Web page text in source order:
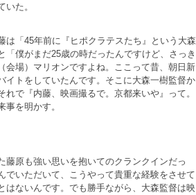
た。
は「45年前に『ヒポクラテスたち』という大森
僕がまだ25歳の時だったんですけど、さっき
会場）マリオンですよね。ここって昔、朝日新
イトをしていたんです。そこに大森一樹監督か
で『内藤、映画撮るで。京都来いや』って。
を明かす。
原も強い思いを抱いてのクランクインだっ
でいただいて、こうやって貴重な経験をさせて
はないんです。でも勝手ながら、大森監督は映